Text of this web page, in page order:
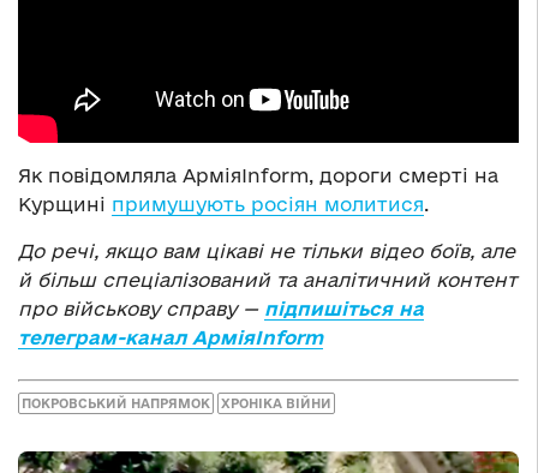
Як повідомляла АрміяInform, дороги смерті на
Курщині примушують росіян молитися.
До речі, якщо вам цікаві не тільки відео боїв, але
й більш спеціалізований та аналітичний контент
про військову справу — підпишіться на
телеграм-канал АрміяInform
ПОКРОВСЬКИЙ НАПРЯМОК ХРОНІКА ВІЙНИ